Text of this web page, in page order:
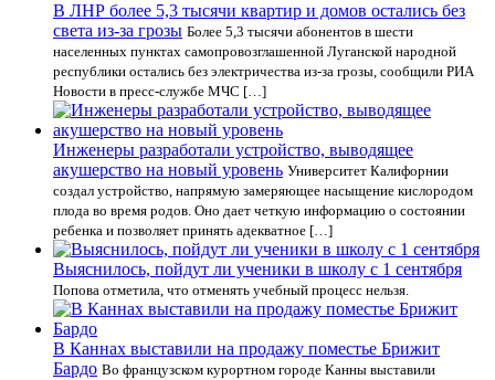
В ЛНР более 5,3 тысячи квартир и домов остались без
света из-за грозы Более 5,3 тысячи абонентов в шести
населенных пунктах самопровозглашенной Луганской народной
республики остались без электричества из-за грозы, сообщили РИА
Новости в пресс-службе МЧС […]
Инженеры разработали устройство, выводящее
акушерство на новый уровень Университет Калифорнии
создал устройство, напрямую замеряющее насыщение кислородом
плода во время родов. Оно дает четкую информацию о состоянии
ребенка и позволяет принять адекватное […]
Выяснилось, пойдут ли ученики в школу с 1 сентября
Попова отметила, что отменять учебный процесс нельзя.
В Каннах выставили на продажу поместье Брижит
Бардо Во французском курортном городе Канны выставили